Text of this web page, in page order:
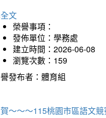
文
榮譽事項：
發佈單位：學務處
建立時間：2026-06-08
瀏覽次數：159
發布者：體育組
～～～115桃園市區語文